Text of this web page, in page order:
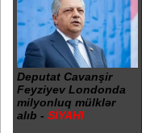
Deputat Cavanşir
Feyziyev Londonda
milyonluq mülklər
alıb - SİYAHI